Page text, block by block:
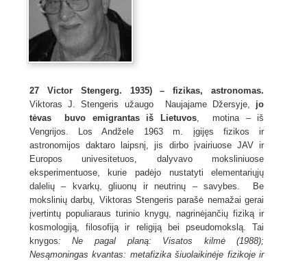
27 Victor Stengerg. 1935) – fizikas, astronomas.
Viktoras J. Stengeris užaugo Naujajame Džersyje, jo
tėvas buvo emigrantas
iš Lietuvos, motina – iš
Vengrijos. Los Andžele 1963 m. įgijęs fizikos ir
astronomijos daktaro laipsnį, jis dirbo įvairiuose JAV ir
Europos univesitetuos, dalyvavo moksliniuose
eksperimentuose, kurie padėjo nustatyti elementariųjų
dalelių – kvarkų, gliuonų ir neutrinų – savybes. Be
mokslinių darbų, Viktoras Stengeris parašė nemažai gerai
įvertintų populiaraus turinio knygų, nagrinėjančių fiziką ir
kosmologiją, filosofiją ir religiją bei pseudomokslą. Tai
knygos: Ne pagal planą: Visatos kilmė (1988);
Nesąmoningas kvantas: metafizika šiuolaikinėje fizikoje ir